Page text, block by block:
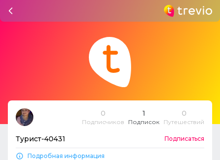
0
Подписчиков
1
Подписок
0
Путешествий
Турист-40431 Подписаться
Подробная информация